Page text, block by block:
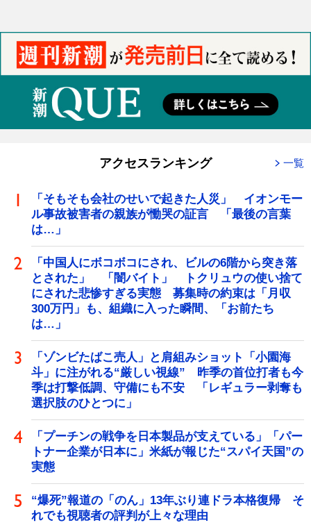
アクセスランキング 一覧
「そもそも会社のせいで起きた人災」 イオンモー
ル事故被害者の親族が慟哭の証言 「最後の言葉
は…」
「中国人にボコボコにされ、ビルの6階から突き落
とされた」 「闇バイト」 トクリュウの使い捨て
にされた悲惨すぎる実態 募集時の約束は「月収
300万円」も、組織に入った瞬間、「お前たち
は…」
「ゾンビたばこ売人」と肩組みショット「小園海
斗」に注がれる“厳しい視線” 昨季の首位打者も今
季は打撃低調、守備にも不安 「レギュラー剥奪も
選択肢のひとつに」
「プーチンの戦争を日本製品が支えている」「パー
トナー企業が日本に」米紙が報じた“スパイ天国”の
実態
“爆死”報道の「のん」13年ぶり連ドラ本格復帰 そ
れでも視聴者の評判が上々な理由